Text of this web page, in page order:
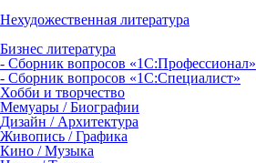
Нехудожественная литература
Бизнес литература
- Сборник вопросов «1С:Профессионал»
- Сборник вопросов «1С:Специалист»
Хобби и творчество
Мемуары / Биографии
Дизайн / Архитектура
Живопись / Графика
Кино / Музыка